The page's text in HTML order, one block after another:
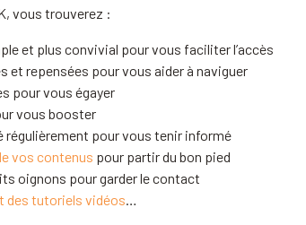
vous trouverez :
et plus convivial pour vous faciliter l’accès
et repensées pour vous aider à naviguer
pour vous égayer
vous booster
régulièrement pour vous tenir informé
vos contenus pour partir du bon pied
oignons pour garder le contact
des tutoriels vidéos…